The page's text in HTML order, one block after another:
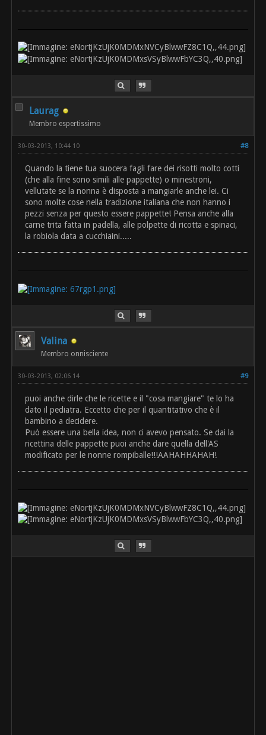
Laurag
Membro espertissimo
#8
30-03-2013, 10:44 10
Quando la tiene tua suocera fagli fare dei risotti molto cotti
(che alla fine sono simili alle pappette) o minestroni,
vellutate se la nonna è disposta a mangiarle anche lei. Ci
sono molte cose nella tradizione italiana che non hanno i
pezzi senza per questo essere pappette! Pensa anche alla
carne trita fatta in padella, alle polpette di ricotta e spinaci,
la robiola data a cucchiaini.....
Valina
Membro onnisciente
#9
30-03-2013, 02:06 14
puoi anche dirle che le ricette e il "cosa mangiare" te lo ha
dato il pediatra. Eccetto che per il quantitativo che è il
bambino a decidere.
Può essere una bella idea, non ci avevo pensato. Se dai la
ricettina delle pappette puoi anche dare quella dell'AS
modificato per le nonne rompiballe!!!AAHAHHAHAH!